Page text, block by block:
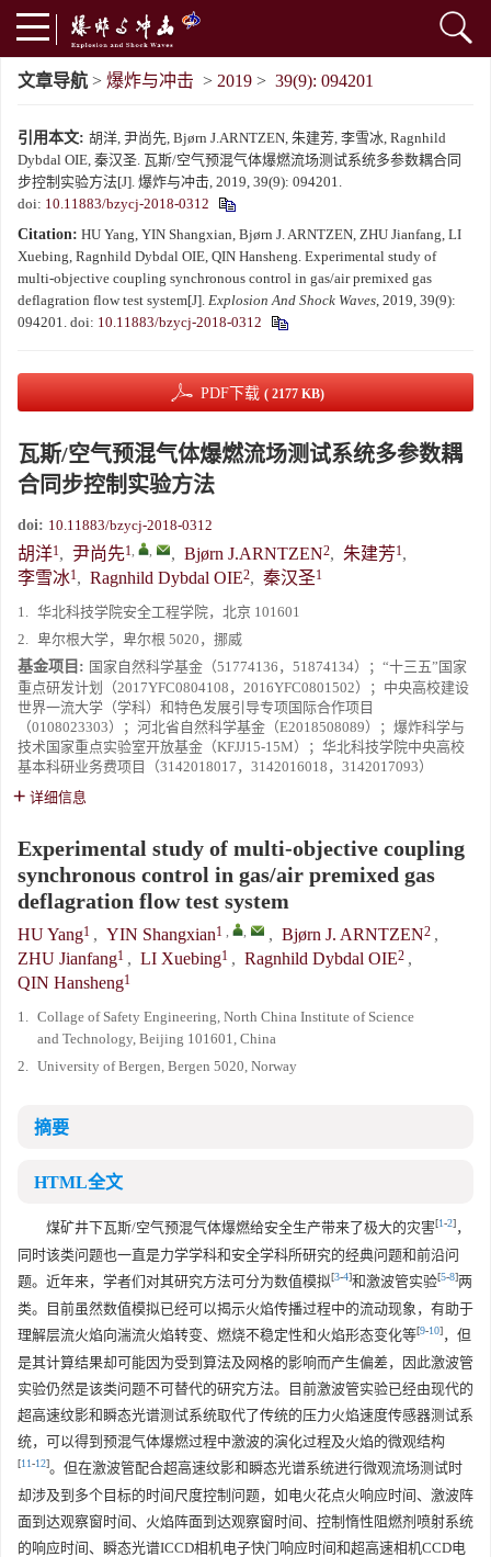
文章导航 > 爆炸与冲击 > 2019 > 39(9): 094201
引用本文: 胡洋, 尹尚先, Bjørn J.ARNTZEN, 朱建芳, 李雪冰, Ragnhild
Dybdal OIE, 秦汉圣. 瓦斯/空气预混气体爆燃流场测试系统多参数耦合同
步控制实验方法[J]. 爆炸与冲击, 2019, 39(9): 094201.
doi: 10.11883/bzycj-2018-0312
Citation: HU Yang, YIN Shangxian, Bjørn J. ARNTZEN, ZHU Jianfang, LI
Xuebing, Ragnhild Dybdal OIE, QIN Hansheng. Experimental study of
multi-objective coupling synchronous control in gas/air premixed gas
deflagration flow test system[J]. Explosion And Shock Waves, 2019, 39(9):
094201. doi: 10.11883/bzycj-2018-0312
PDF下载 ( 2177 KB)
瓦斯/空气预混气体爆燃流场测试系统多参数耦
合同步控制实验方法
doi: 10.11883/bzycj-2018-0312
胡洋1, 尹尚先1, , , Bjørn J.ARNTZEN2, 朱建芳1,
李雪冰1, Ragnhild Dybdal OIE2, 秦汉圣1
1. 华北科技学院安全工程学院，北京 101601
2. 卑尔根大学，卑尔根 5020，挪威
基金项目: 国家自然科学基金（51774136，51874134）；“十三五”国家
重点研发计划（2017YFC0804108，2016YFC0801502）；中央高校建设
世界一流大学（学科）和特色发展引导专项国际合作项目
（0108023303）；河北省自然科学基金（E2018508089）；爆炸科学与
技术国家重点实验室开放基金（KFJJ15-15M）；华北科技学院中央高校
基本科研业务费项目（3142018017，3142016018，3142017093）
详细信息
Experimental study of multi-objective coupling
synchronous control in gas/air premixed gas
deflagration flow test system
HU Yang1 , YIN Shangxian1 , , , Bjørn J. ARNTZEN2 ,
ZHU Jianfang1 , LI Xuebing1 , Ragnhild Dybdal OIE2 ,
QIN Hansheng1
1. Collage of Safety Engineering, North China Institute of Science
and Technology, Beijing 101601, China
2. University of Bergen, Bergen 5020, Norway
摘要
HTML全文
煤矿井下瓦斯/空气预混气体爆燃给安全生产带来了极大的灾害[1-2]，
同时该类问题也一直是力学学科和安全学科所研究的经典问题和前沿问
题。近年来，学者们对其研究方法可分为数值模拟[3-4]和激波管实验[5-8]两
类。目前虽然数值模拟已经可以揭示火焰传播过程中的流动现象，有助于
理解层流火焰向湍流火焰转变、燃烧不稳定性和火焰形态变化等[9-10]，但
是其计算结果却可能因为受到算法及网格的影响而产生偏差，因此激波管
实验仍然是该类问题不可替代的研究方法。目前激波管实验已经由现代的
超高速纹影和瞬态光谱测试系统取代了传统的压力火焰速度传感器测试系
统，可以得到预混气体爆燃过程中激波的演化过程及火焰的微观结构
[11-12]。但在激波管配合超高速纹影和瞬态光谱系统进行微观流场测试时
却涉及到多个目标的时间尺度控制问题，如电火花点火响应时间、激波阵
面到达观察窗时间、火焰阵面到达观察窗时间、控制惰性阻燃剂喷射系统
的响应时间、瞬态光谱ICCD相机电子快门响应时间和超高速相机CCD电